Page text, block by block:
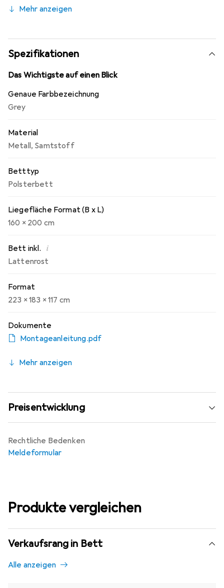
Bett eine perfekte Stabilität verleihen.
Mehr anzeigen
Spezifikationen
Das Wichtigste auf einen Blick
Genaue Farbbezeichnung
Grey
Material
Metall, Samtstoff
Betttyp
Polsterbett
Liegefläche Format (B x L)
160 x 200 cm
Bett inkl. i
Lattenrost
Format
223 x 183 x 117 cm
Dokumente
Montageanleitung.pdf
Mehr anzeigen
Preisentwicklung
Rechtliche Bedenken
Meldeformular
Produkte vergleichen
Verkaufsrang in Bett
Alle anzeigen